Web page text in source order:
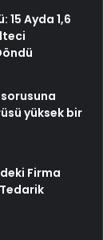
15 Ayda 1,6
sorusuna
yüksek bir
Firma